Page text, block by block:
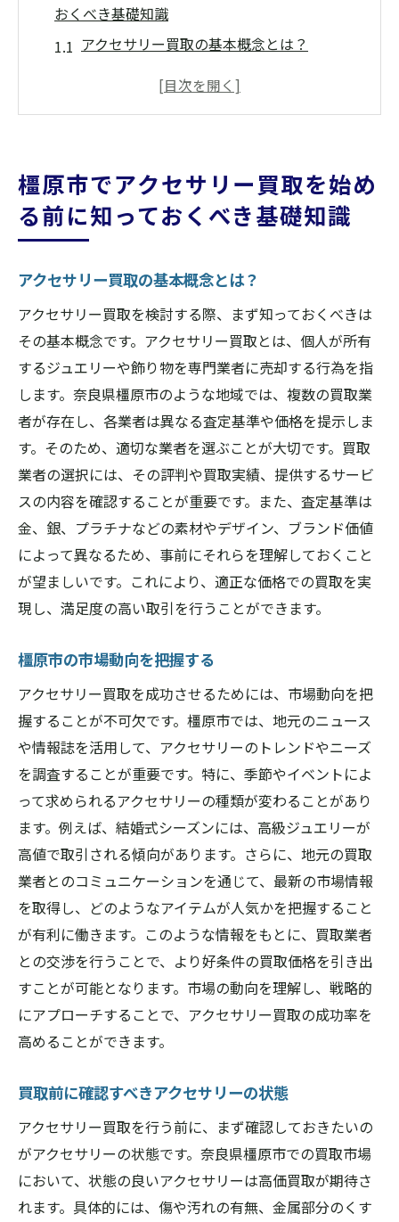
おくべき基礎知識
アクセサリー買取の基本概念とは？
橿原市の市場動向を把握する
アクセサリーの価値を決定する要因
信頼できるアクセサリー買取業者を橿原市で見
橿原市内の買取業者の評判を確認する
口コミやレビューを活用する方法
買取業者の認可と資格の確認
訪問前に確認したい業者の情報
高価買取を行う業者の特徴
リピーターが多い業者を選ぶ理由
アクセサリー買取の成功例から学ぶ橿原市での
賢い選び方
実際の成功事例から学ぶポイント
交渉で成功するための秘訣
高評価を得ている業者の共通点
失敗を避けるための教訓
買取後の満足度を高める方法
高価買取を実現するための橿原市での交渉ポイ
ント
買取価格アップの交渉術
業者が重視するポイントを理解する
交渉時に避けたい言動
価格交渉を成功させるタイミング
プロの交渉術を学ぶ
相場を押さえて交渉を有利に進める
アクセサリー買取で失敗しないための橿原市で
のチェックリスト
買取前に確認すべき重要事項
買取業者を選ぶ際の注意点
契約内容をしっかりとチェック
事前査定の活用法
買取のリスクとその対策
評判と実績から選ぶ橿原市のアクセサリー買取
業者
橿原市でアクセサリー買取を始め
る前に知っておくべき基礎知識
アクセサリー買取の基本概念とは？
アクセサリー買取を検討する際、まず知っておくべきは
その基本概念です。アクセサリー買取とは、個人が所有
するジュエリーや飾り物を専門業者に売却する行為を指
します。奈良県橿原市のような地域では、複数の買取業
者が存在し、各業者は異なる査定基準や価格を提示しま
す。そのため、適切な業者を選ぶことが大切です。買取
業者の選択には、その評判や買取実績、提供するサービ
スの内容を確認することが重要です。また、査定基準は
金、銀、プラチナなどの素材やデザイン、ブランド価値
によって異なるため、事前にそれらを理解しておくこと
が望ましいです。これにより、適正な価格での買取を実
現し、満足度の高い取引を行うことができます。
橿原市の市場動向を把握する
アクセサリー買取を成功させるためには、市場動向を把
握することが不可欠です。橿原市では、地元のニュース
や情報誌を活用して、アクセサリーのトレンドやニーズ
を調査することが重要です。特に、季節やイベントによ
って求められるアクセサリーの種類が変わることがあり
ます。例えば、結婚式シーズンには、高級ジュエリーが
高値で取引される傾向があります。さらに、地元の買取
業者とのコミュニケーションを通じて、最新の市場情報
を取得し、どのようなアイテムが人気かを把握すること
が有利に働きます。このような情報をもとに、買取業者
との交渉を行うことで、より好条件の買取価格を引き出
すことが可能となります。市場の動向を理解し、戦略的
にアプローチすることで、アクセサリー買取の成功率を
高めることができます。
買取前に確認すべきアクセサリーの状態
アクセサリー買取を行う前に、まず確認しておきたいの
がアクセサリーの状態です。奈良県橿原市での買取市場
において、状態の良いアクセサリーは高価買取が期待さ
れます。具体的には、傷や汚れの有無、金属部分のくす